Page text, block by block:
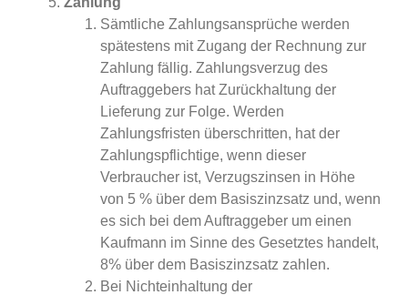
Sämtliche Zahlungsansprüche werden
spätestens mit Zugang der Rechnung zur
Zahlung fällig. Zahlungsverzug des
Auftraggebers hat Zurückhaltung der
Lieferung zur Folge. Werden
Zahlungsfristen überschritten, hat der
Zahlungspflichtige, wenn dieser
Verbraucher ist, Verzugszinsen in Höhe
von 5 % über dem Basiszinzsatz und, wenn
es sich bei dem Auftraggeber um einen
Kaufmann im Sinne des Gesetztes handelt,
8% über dem Basiszinzsatz zahlen.
Bei Nichteinhaltung der